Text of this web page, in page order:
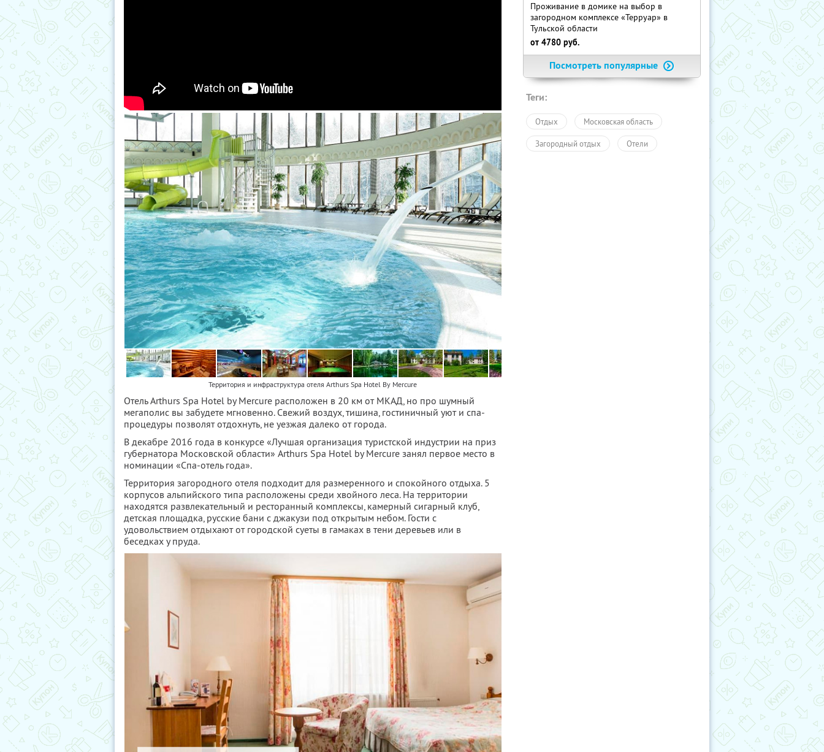
Территория и инфраструктура отеля Arthurs Spa Hotel By Mercure
Отель Arthurs Spa Hotel by Mercure расположен в 20 км от МКАД, но про шумный
мегаполис вы забудете мгновенно. Свежий воздух, тишина, гостиничный уют и спа-
процедуры позволят отдохнуть, не уезжая далеко от города.
В декабре 2016 года в конкурсе «Лучшая организация туристской индустрии на приз
губернатора Московской области» Arthurs Spa Hotel by Mercure занял первое место в
номинации «Спа-отель года».
Территория загородного отеля подходит для размеренного и спокойного отдыха. 5
корпусов альпийского типа расположены среди хвойного леса. На территории
находятся развлекательный и ресторанный комплексы, камерный сигарный клуб,
детская площадка, русские бани с джакузи под открытым небом. Гости с
удовольствием отдыхают от городской суеты в гамаках в тени деревьев или в
беседках у пруда.
Проживание в домике на выбор в
загородном комплексе «Терруар» в
Тульской области
от 4780 руб.
Посмотреть популярные
Теги:
Отдых Московская область
Загородный отдых Отели